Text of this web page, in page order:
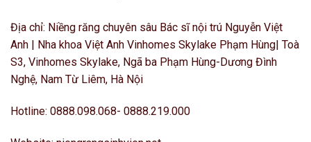
Địa chỉ: Niềng răng chuyên sâu Bác sĩ nội trú Nguyễn Việt
Anh | Nha khoa Việt Anh Vinhomes Skylake Phạm Hùng| Toà
S3, Vinhomes Skylake, Ngã ba Phạm Hùng-Dương Đình
Nghệ, Nam Từ Liêm, Hà Nội
Hotline: 0888.098.068- 0888.219.000